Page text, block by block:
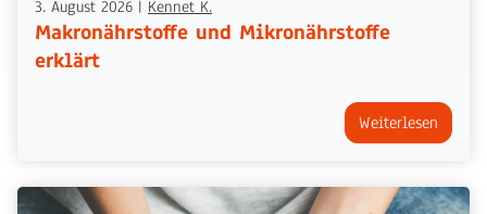
3. August 2026 | Kennet K.
Makronährstoffe und Mikronährstoffe
erklärt
Weiterlesen